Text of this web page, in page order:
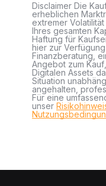
Disclaimer Die
erheblichen
extremer
Ihres gesamten
Haftung für
hier zur
Finanzberatung,
Angebot zum
Digitalen Assets
Situation
angehalten,
Für eine
unser